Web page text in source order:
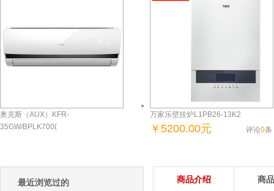
奥克斯（AUX）KFR-
35GW/BPLK700(
万家乐壁挂炉L1PB26-13K2
￥5200.00元 评论0条
最近浏览过的 商品介绍 商